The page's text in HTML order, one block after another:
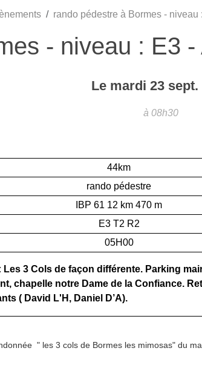
rando pédestre à Bormes - niveau
- niveau : E3
Le mardi 23 sept.
à 08h30
44km
rando pédestre
IBP 61 12 km 470 m
E3 T2 R2
05H00
Les 3 Cols de façon différente. Parking
chapelle notre Dame de la Confiance.
( David L'H, Daniel D’A).
" les 3 cols de Bormes les mimosas" du